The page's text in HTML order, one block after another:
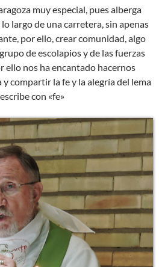
muy especial, pues alberga
largo de una carretera, sin apenas
por ello, crear comunidad, algo
de escolapios y de las fuerzas
ello nos ha encantado hacernos
compartir la fe y la alegría del lema
con «fe»